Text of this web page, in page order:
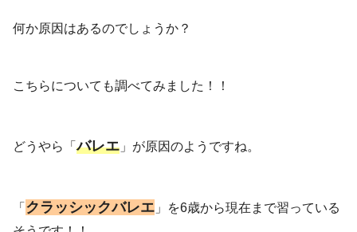
何か原因はあるのでしょうか？
こちらについても調べてみました！！
どうやら「バレエ 」が原因のようですね。
「 クラッシックバレエ 」を6歳から現在まで習っている